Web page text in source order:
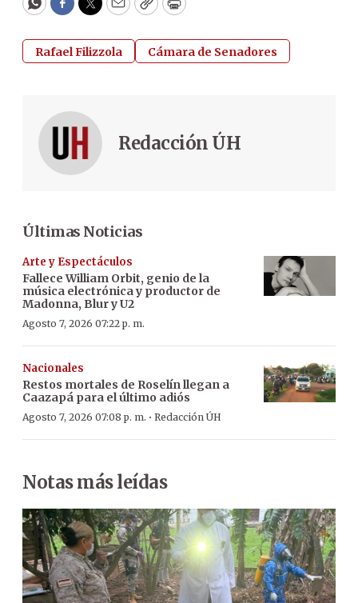
WhatsApp
Facebook
Twitter
EmailCopyPrint
Rafael Filizzola Cámara de Senadores
Redacción ÚH
Últimas Noticias
Arte y Espectáculos
Fallece William Orbit, genio de la
música electrónica y productor de
Madonna, Blur y U2
Agosto 7, 2026 07:22 p. m.
Nacionales
Restos mortales de Roselín llegan a
Caazapá para el último adiós
Agosto 7, 2026 07:08 p. m. · Redacción ÚH
Notas más leídas